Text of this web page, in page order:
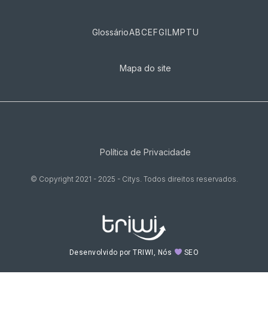
GlossárioABCEFGILMPTU
Mapa do site
Política de Privacidade
© Copyright 2021 - 2025 - Citys. Todos direitos reservados.
Desenvolvido por TRIWI, Nós SEO